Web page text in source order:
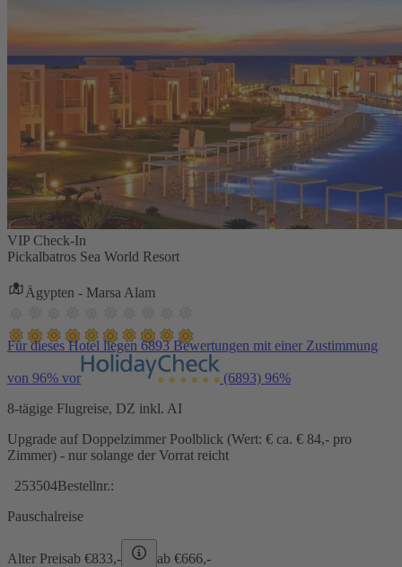
VIP Check-In
Pickalbatros Sea World Resort
Ägypten - Marsa Alam
Für dieses Hotel liegen 6893 Bewertungen mit einer Zustimmung
von 96% vor (6893) 96%
8-tägige Flugreise, DZ inkl. AI
Upgrade auf Doppelzimmer Poolblick (Wert: € ca. € 84,- pro
Zimmer) - nur solange der Vorrat reicht
253504Bestellnr.:
Pauschalreise
Alter Preisab €833,- ab €666,-